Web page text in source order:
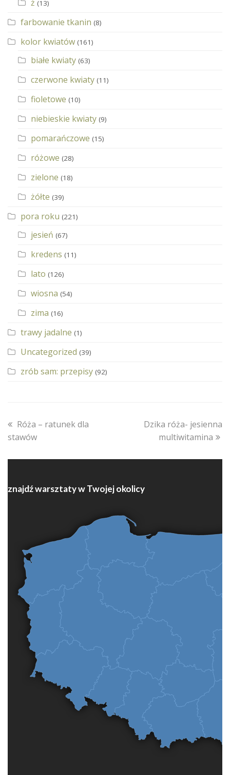
ż (13)
farbowanie tkanin (8)
kolor kwiatów (161)
białe kwiaty (63)
czerwone kwiaty (11)
fioletowe (10)
niebieskie kwiaty (9)
pomarańczowe (15)
różowe (28)
zielone (18)
żółte (39)
pora roku (221)
jesień (67)
kredens (11)
lato (126)
wiosna (54)
zima (16)
trawy jadalne (1)
Uncategorized (39)
zrób sam: przepisy (92)
previous
post:
Róża – ratunek dla
stawów
next
post:
Dzika róża- jesienna
multiwitamina
znajdź warsztaty w Twojej okolicy